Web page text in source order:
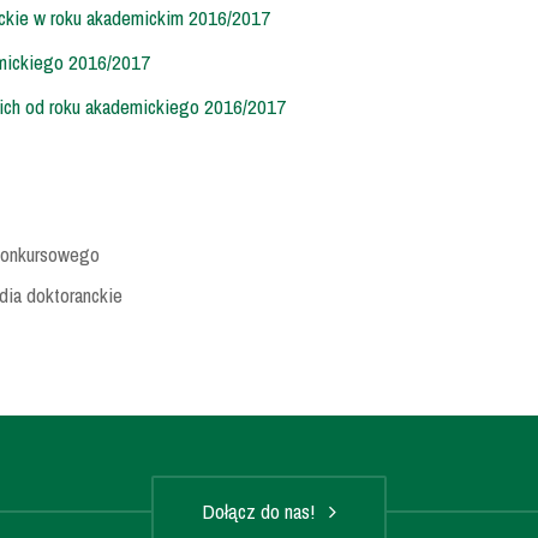
w roku akademickim 2016/2017
2016/2017
od roku akademickiego 2016/2017
doktoranckie
Dołącz do nas!